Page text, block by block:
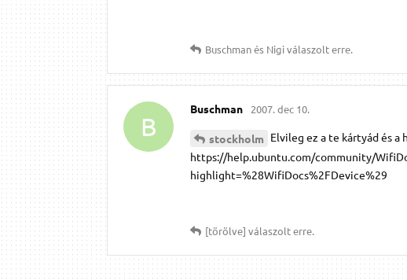
Buschmanés Nigiválaszolt erre.
B
Buschman 2007. dec 10.
stockholm Elvileg ez a te kártyád és a
https://help.ubuntu.com/community/
highlight=%28WifiDocs%2FDevice%29
[törölve] válaszolt erre.